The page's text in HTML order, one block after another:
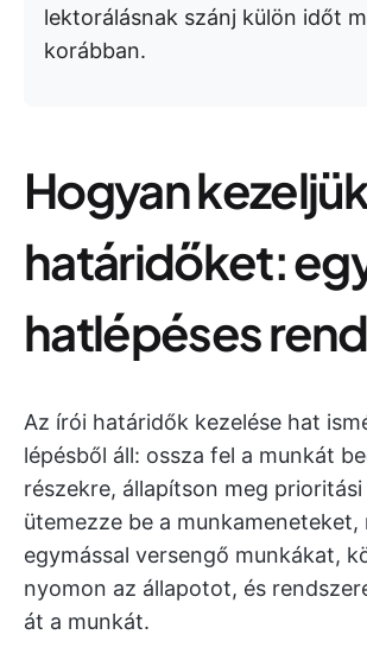
lektorálásnak szánj külön időt
korábban.
Hogyan
határidőket:
hatlépéses
Az írói határidők kezelése hat
lépésből áll: ossza fel a munkát
részekre, állapítson meg
ütemezze be a munkameneteket,
egymással versengő munkákat,
nyomon az állapotot, és
át a munkát.